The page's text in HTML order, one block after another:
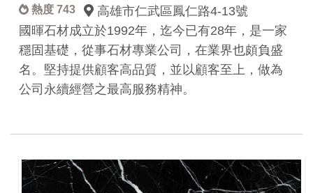
熱度 743
高雄市仁武區鳳仁路4-13號
國暉石材成立於1992年，迄今已有28年，是一家
穩固基礎，從事石材專業公司，在業界也頗負盛
名。堅持提供顧客高品質，並以顧客至上，做為
公司永續經營之最高服務精神。